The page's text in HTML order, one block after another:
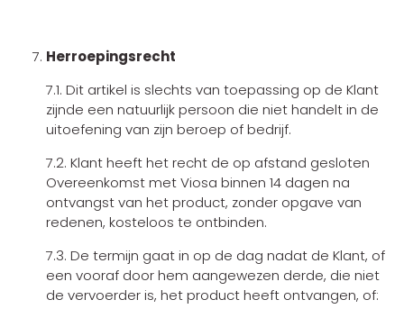
Herroepingsrecht
7.1. Dit artikel is slechts van toepassing op de Klant
zijnde een natuurlijk persoon die niet handelt in de
uitoefening van zijn beroep of bedrijf.
7.2. Klant heeft het recht de op afstand gesloten
Overeenkomst met Viosa binnen 14 dagen na
ontvangst van het product, zonder opgave van
redenen, kosteloos te ontbinden.
7.3. De termijn gaat in op de dag nadat de Klant, of
een vooraf door hem aangewezen derde, die niet
de vervoerder is, het product heeft ontvangen, of: